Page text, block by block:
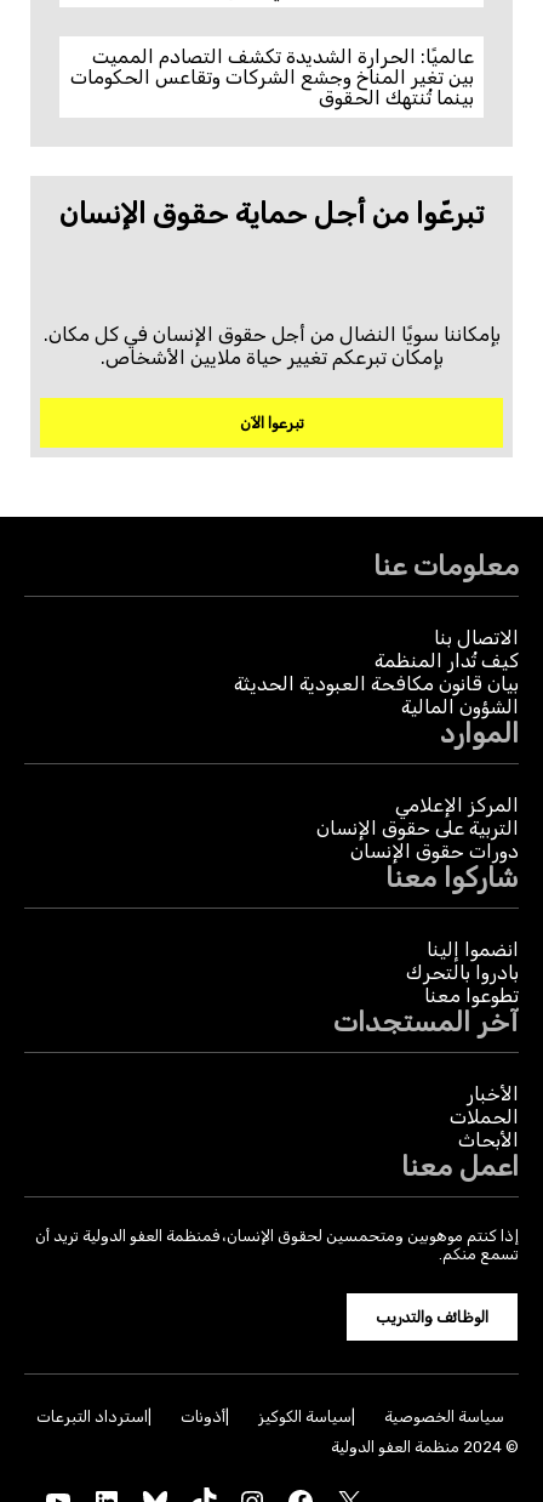
عالميًا: الحرارة الشديدة تكشف التصادم المميت
بين تغير المناخ وجشع الشركات وتقاعس الحكومات
بينما تُنتهك الحقوق
تبرعّوا من أجل حماية حقوق الإنسان
بإمكاننا سويًا النضال من أجل حقوق الإنسان في كل مكان.
بإمكان تبرعكم تغيير حياة ملايين الأشخاص.
تبرعوا الآن
معلومات عنا
الاتصال بنا
كيف تُدار المنظمة
بيان قانون مكافحة العبودية الحديثة
الشؤون المالية
الموارد
المركز الإعلامي
التربية على حقوق الإنسان
دورات حقوق الإنسان
شاركوا معنا
انضموا إلينا
بادروا بالتحرك
تطوعوا معنا
آخر المستجدات
الأخبار
الحملات
الأبحاث
اعمل معنا
إذا كنتم موهوبين ومتحمسين لحقوق الإنسان، فمنظمة العفو الدولية تريد أن
تسمع منكم.
الوظائف والتدريب
سياسة الخصوصية سياسة الكوكيز أذونات
استرداد التبرعات
© 2024 منظمة العفو الدولية